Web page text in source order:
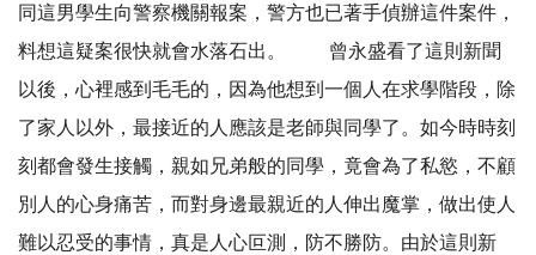
同這男學生向警察機關報案，警方也已著手偵辦這件案件，
料想這疑案很快就會水落石出。 曾永盛看了這則新聞
以後，心裡感到毛毛的，因為他想到一個人在求學階段，除
了家人以外，最接近的人應該是老師與同學了。如今時時刻
刻都會發生接觸，親如兄弟般的同學，竟會為了私慾，不顧
別人的心身痛苦，而對身邊最親近的人伸出魔掌，做出使人
難以忍受的事情，真是人心叵測，防不勝防。由於這則新